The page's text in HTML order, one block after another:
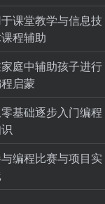
课堂教学与信息技
程辅助
庭中辅助孩子进行
启蒙
基础逐步入门编程
编程比赛与项目实